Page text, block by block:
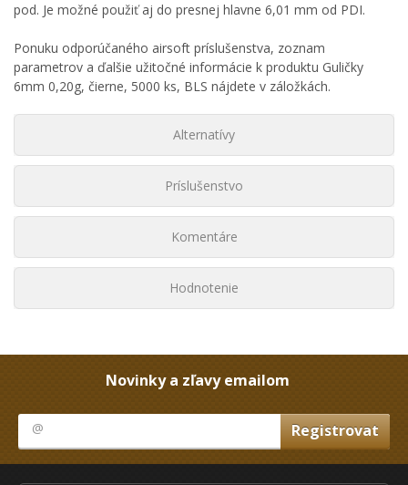
pod. Je možné použiť aj do presnej hlavne 6,01 mm od PDI.
Ponuku odporúčaného airsoft príslušenstva, zoznam
parametrov a ďalšie užitočné informácie k produktu Guličky
6mm 0,20g, čierne, 5000 ks, BLS nájdete v záložkách.
Alternatívy
Príslušenstvo
Komentáre
Hodnotenie
Novinky a zľavy emailom